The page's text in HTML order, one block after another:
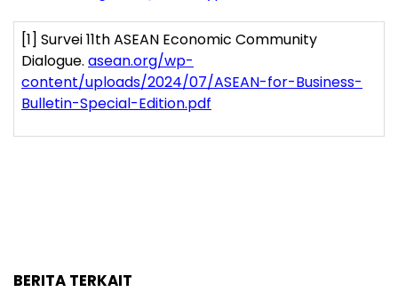
[1] Survei 11thASEAN Economic Community
Dialogue. asean.org/wp-
content/uploads/2024/07/ASEAN-for-Business-
Bulletin-Special-Edition.pdf
BERITA TERKAIT